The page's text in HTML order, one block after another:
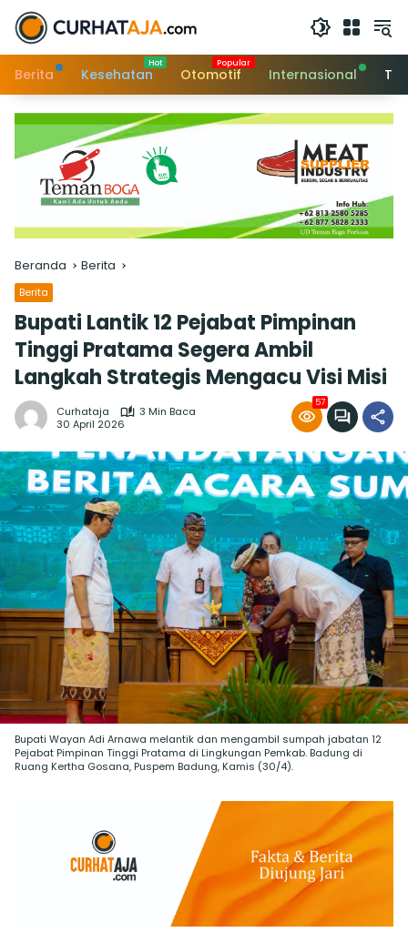
Langsung
konten
Berita
Kesehatan Otomotif Internasional
Beranda Berita
Berita
Bupati Lantik 12 Pejabat Pimpinan
Tinggi Pratama Segera Ambil
Langkah Strategis Mengacu Visi Misi
Curhataja
3 Min Baca
30 April 2026
57
Bupati Wayan Adi Arnawa melantik dan mengambil sumpah jabatan 12
Pejabat Pimpinan Tinggi Pratama di Lingkungan Pemkab. Badung di
Ruang Kertha Gosana, Puspem Badung, Kamis (30/4).